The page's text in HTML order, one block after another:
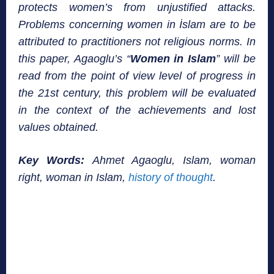
protects women’s from unjustified attacks.
Problems concerning women in İslam are to be
attributed to practitioners not religious norms. In
this paper, Agaoglu’s “Women in Islam” will be
read from the point of view level of progress in
the 21st century, this problem will be evaluated
in the context of the achievements and lost
values obtained.
Key Words: Ahmet Agaoglu, Islam, woman
right, woman in Islam, history of thought.